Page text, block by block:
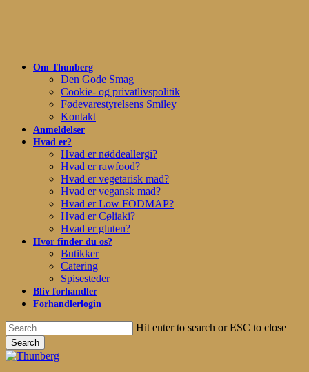
Om Thunberg
Den Gode Smag
Cookie- og privatlivspolitik
Fødevarestyrelsens Smiley
Kontakt
Anmeldelser
Hvad er?
Hvad er nøddeallergi?
Hvad er rawfood?
Hvad er vegetarisk mad?
Hvad er vegansk mad?
Hvad er Low FODMAP?
Hvad er Cøliaki?
Hvad er gluten?
Hvor finder du os?
Butikker
Catering
Spisesteder
Bliv forhandler
Forhandlerlogin
Hit enter to search or ESC to close
Search
Close